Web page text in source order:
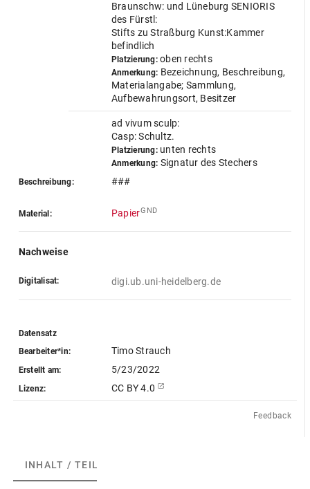
Braunschw: und Lüneburg SENIORIS
des Fürstl:
Stifts zu Straßburg Kunst:Kammer
befindlich
Platzierung:oben rechts
Anmerkung: Bezeichnung, Beschreibung,
Materialangabe; Sammlung,
Aufbewahrungsort, Besitzer
ad vivum sculp:
Casp: Schultz.
Platzierung:unten rechts
Anmerkung: Signatur des Stechers
Beschreibung: ###
Material: PapierGND
Nachweise
Digitalisat: digi.ub.uni-heidelberg.de
Datensatz
Bearbeiter*in:
Timo Strauch
Erstellt am: 5/23/2022
Lizenz: CC BY 4.0
Feedback
INHALT / TEILE